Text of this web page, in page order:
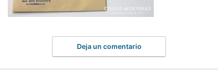
Deja un comentario